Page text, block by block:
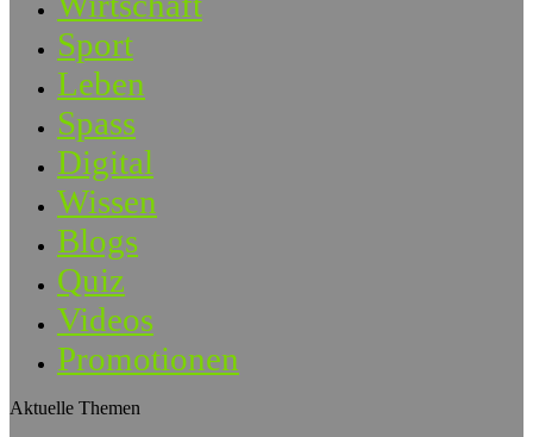
Sport
Leben
Spass
Digital
Wissen
Blogs
Quiz
Videos
Promotionen
Aktuelle Themen